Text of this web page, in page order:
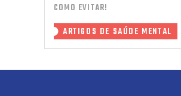
COMO EVITAR!
ARTIGOS DE SAÚDE MENTAL